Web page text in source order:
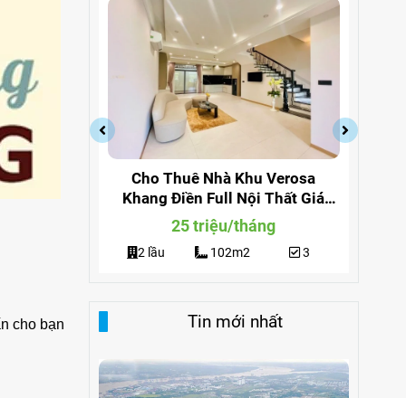
cho bạn
9
291
Cho Thuê Nhà Khu Verosa
Khang Điền Full Nội Thất Giá
Siêu Rẻ
25 triệu/tháng
2 lầu 102m2 3
Tin mới nhất